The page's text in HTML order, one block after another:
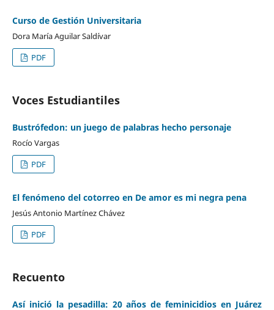
Curso de Gestión Universitaria
Dora María Aguilar Saldívar
PDF
Voces Estudiantiles
Bustrófedon: un juego de palabras hecho personaje
Rocío Vargas
PDF
El fenómeno del cotorreo en De amor es mi negra pena
Jesús Antonio Martínez Chávez
PDF
Recuento
Así inició la pesadilla: 20 años de feminicidios en Juárez